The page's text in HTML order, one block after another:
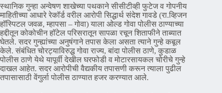
स्थानिक गुन्हा अन्वेषण शाखेच्या पथकाने सीसीटीव्ही फुटेज व गोपनीय
माहितीच्या आधारे रेकॉर्ड वरील आरोपी सिद्धार्थ संदेश गावडे (रा.व्हिजन
हॉस्पिटल जवळ, म्हापसा – गोवा) याला ओल्ड गोवा पोलीस ठाण्याच्या
हद्दीतून कोकोचीन हॉटेल परिसरातून सापळा रचून शिताफीने ताब्यात
घेतले. सदर गुन्ह्यांच्या अनुषंगाने तपास केला असता त्याने गुन्हे कबूल
केले. संबंधित चोरट्याविरुद्ध गोवा राज्य, बांदा पोलीस ठाणे, कुडाळ
पोलीस ठाणे येथे यापूर्वी देखील घरफोडी व मोटारसायकल चोरीचे गुन्हे
दाखल आहेत. सदर आरोपीची वैद्यकीय तपासणी करून त्याला पुढील
तपासासाठी वेंगुर्ला पोलीस ठाण्यात हजर करण्यात आले.